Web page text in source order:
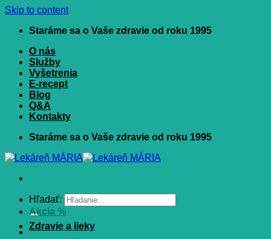
Skip to content
Staráme sa o Vaše zdravie od roku 1995
O nás
Služby
Vyšetrenia
E-recept
Blog
Q&A
Kontakty
Staráme sa o Vaše zdravie od roku 1995
Hľadať:
Akcia %
Zdravie a lieky